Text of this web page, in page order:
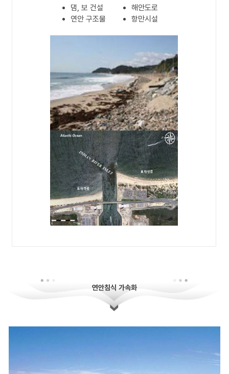
댐, 보 건설
해안도로
연안 구조물
항만시설
연안침식 가속화